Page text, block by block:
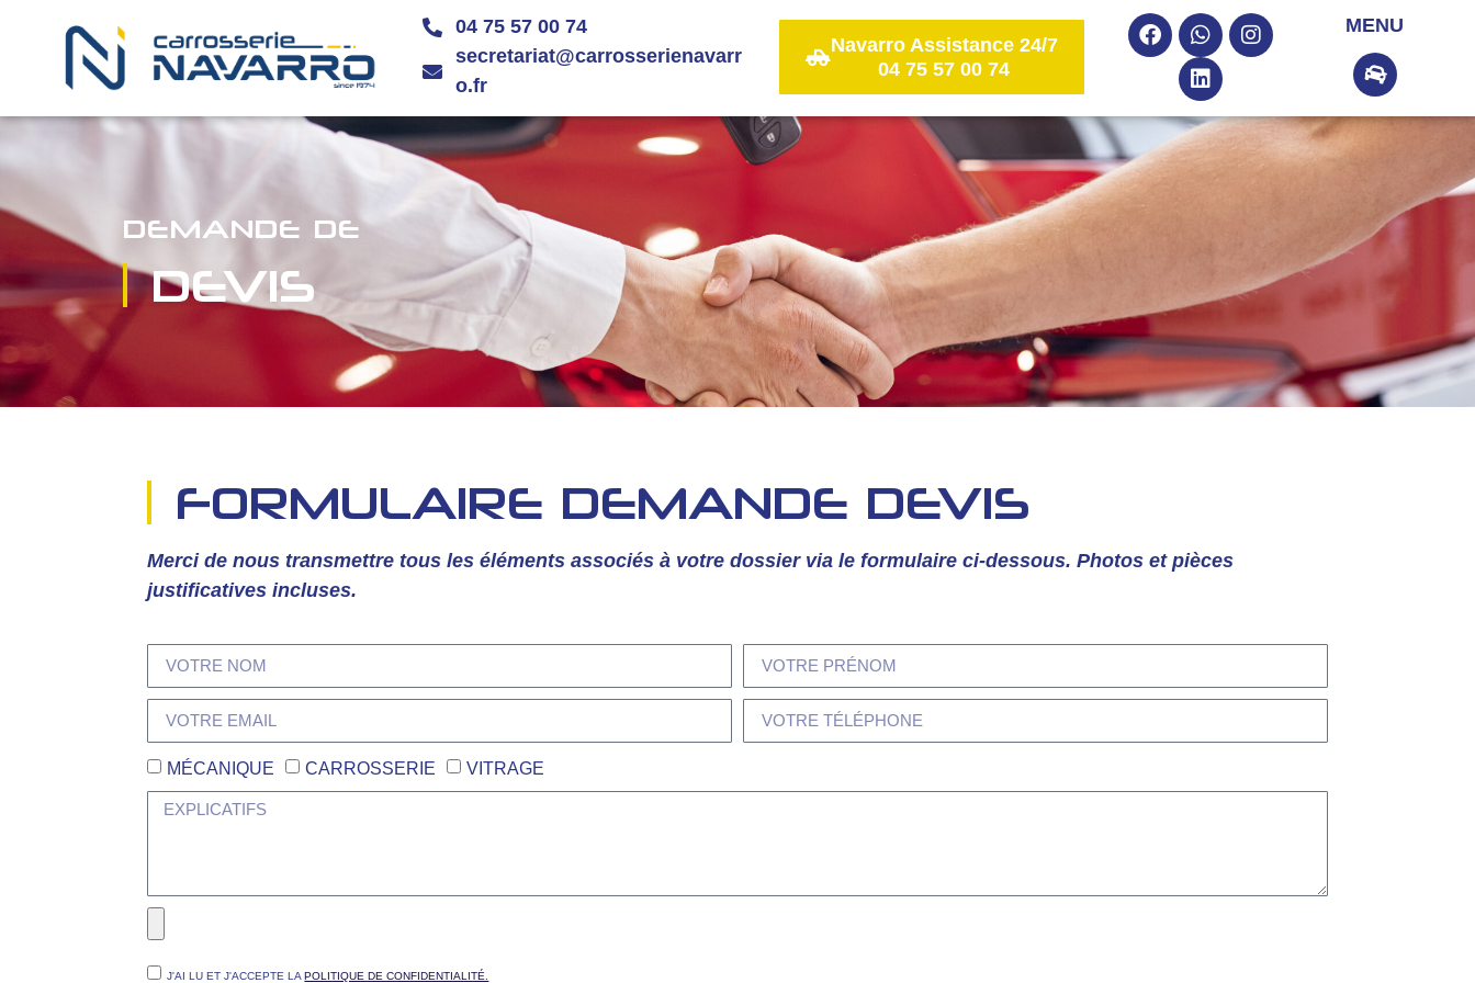
04 75 57 00 74
secretariat@carrosserienavarr
o.fr
Navarro Assistance 24/7
04 75 57 00 74
MENU
DEMANDE DE
DEVIS
FORMULAIRE DEMANDE DEVIS
Merci de nous transmettre tous les éléments associés à votre dossier via le formulaire ci-dessous. Photos et pièces
justificatives incluses.
MÉCANIQUE CARROSSERIE VITRAGE
J'AI LU ET J'ACCEPTE LAPOLITIQUE DE CONFIDENTIALITÉ.